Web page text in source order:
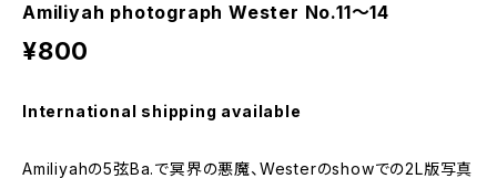
Amiliyah photograph Wester No.11～14
¥800
International shipping available
Amiliyahの5弦Ba.で冥界の悪魔、Westerのshowでの2L版写真